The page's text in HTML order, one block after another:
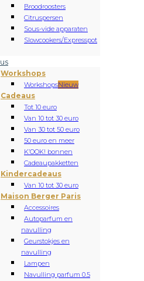
Broodroosters
Citruspersen
Sous-vide apparaten
Slowcookers/Expresspot
Workshops
WorkshopsNieuw
Cadeaus
Tot 10 euro
Van 10 tot 30 euro
Van 30 tot 50 euro
50 euro en meer
K’OOK! bonnen
Cadeaupakketten
Kindercadeaus
Van 10 tot 30 euro
Maison Berger Paris
Accessoires
Autoparfum en
navulling
Geurstokjes en
navulling
Lampen
Navulling parfum 0.5